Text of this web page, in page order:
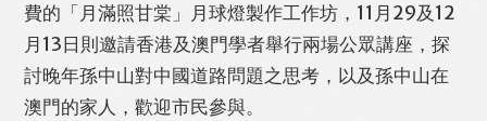
費的「月滿照甘棠」月球燈製作工作坊，11月29及12
月13日則邀請香港及澳門學者舉行兩場公眾講座，探
討晚年孫中山對中國道路問題之思考，以及孫中山在
澳門的家人，歡迎市民參與。